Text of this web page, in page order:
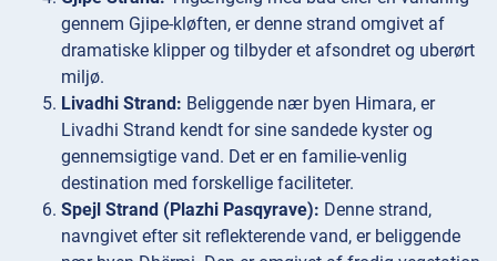
gennem Gjipe-kløften, er denne strand omgivet af
dramatiske klipper og tilbyder et afsondret og uberørt
miljø.
Livadhi Strand: Beliggende nær byen Himara, er
Livadhi Strand kendt for sine sandede kyster og
gennemsigtige vand. Det er en familie-venlig
destination med forskellige faciliteter.
Spejl Strand (Plazhi Pasqyrave): Denne strand,
navngivet efter sit reflekterende vand, er beliggende